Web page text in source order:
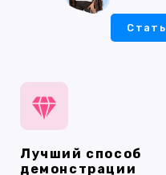
Лучший способ
демонстрации